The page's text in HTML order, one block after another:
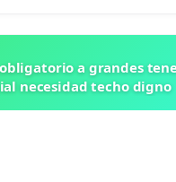
a grandes
necesidad techo digno